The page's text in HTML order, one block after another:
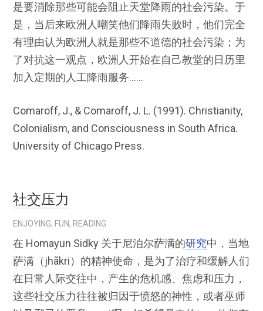
是要消除那些可能会阻止天堂降雨的社会污染。于
是，当后来欧洲人嘲笑他们降雨失败时，他们完全
有理由认为欧洲人就是那些不道德的社会污染；为
了对抗这一观点，欧洲人开始在自己教堂的日历里
加入定期的人工降雨服务……
Comaroff, J., & Comaroff, J. L. (1991). Christianity,
Colonialism, and Consciousness in South Africa.
University of Chicago Press.
社交压力
ENJOYING, FUN, READING
在 Homayun Sidky 关于尼泊尔萨满的研究中，当地
萨满（jhãkri）的精神使命，是为了治疗和缓解人们
在日常人际交往中，产生的危机感、焦虑和压力，
这些社交压力往往被归因于愤怒的神性，或者巫师